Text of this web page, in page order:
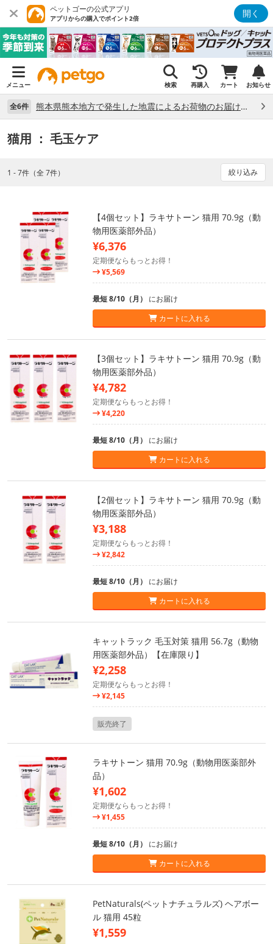
ペットゴーの公式アプリ
アプリからの購入でポイント2倍 開く
メニュー 検索 再購入 カート お知らせ
全6件 熊本県熊本地方で発生した地震によるお荷物のお届け状況について （7/28）
猫用 ： 毛玉ケア
1 - 7件（全 7件） 絞り込み
【4個セット】ラキサトーン 猫用 70.9g（動
物用医薬部外品）
¥6,376
定期便ならもっとお得！
¥5,569
最短 8/10（月） にお届け
カートに入れる
【3個セット】ラキサトーン 猫用 70.9g（動
物用医薬部外品）
¥4,782
定期便ならもっとお得！
¥4,220
最短 8/10（月） にお届け
カートに入れる
【2個セット】ラキサトーン 猫用 70.9g（動
物用医薬部外品）
¥3,188
定期便ならもっとお得！
¥2,842
最短 8/10（月） にお届け
カートに入れる
キャットラック 毛玉対策 猫用 56.7g（動物
用医薬部外品）【在庫限り】
¥2,258
定期便ならもっとお得！
¥2,145
販売終了
ラキサトーン 猫用 70.9g（動物用医薬部外
品）
¥1,602
定期便ならもっとお得！
¥1,455
最短 8/10（月） にお届け
カートに入れる
PetNaturals(ペットナチュラルズ) ヘアボー
ル 猫用 45粒
¥1,559